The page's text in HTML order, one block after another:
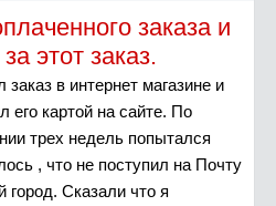
заказа и
этот заказ.
заказ в интернет магазине и
его картой на сайте. По
трех недель попытался
, что не поступил на Почту
город. Сказали что я